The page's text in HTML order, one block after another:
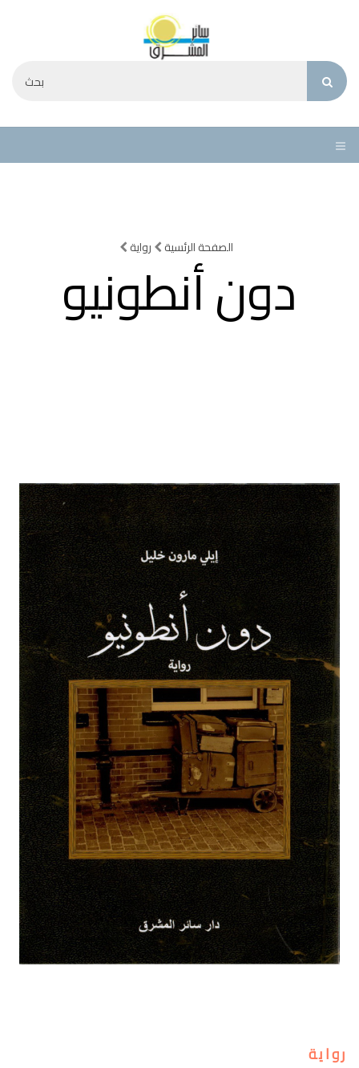
الصفحة الرئسية رواية
دون أنطونيو
رواية